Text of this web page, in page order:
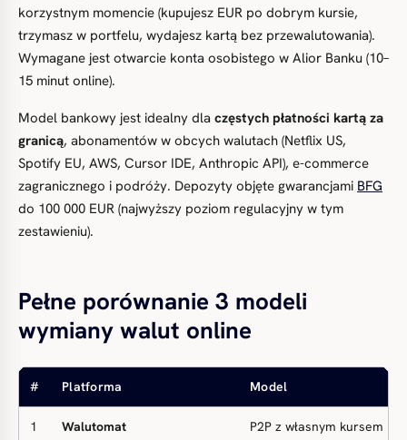
korzystnym momencie (kupujesz EUR po dobrym kursie,
trzymasz w portfelu, wydajesz kartą bez przewalutowania).
Wymagane jest otwarcie konta osobistego w Alior Banku (10–
15 minut online).
Model bankowy jest idealny dla częstych płatności kartą za
granicą, abonamentów w obcych walutach (Netflix US,
Spotify EU, AWS, Cursor IDE, Anthropic API), e-commerce
zagranicznego i podróży. Depozyty objęte gwarancjami BFG
do 100 000 EUR (najwyższy poziom regulacyjny w tym
zestawieniu).
Pełne porównanie 3 modeli
wymiany walut online
# Platforma Model
1 Walutomat P2P z własnym kursem